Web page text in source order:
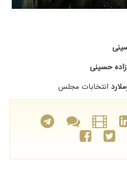
حسینی
انتخابات مجلس